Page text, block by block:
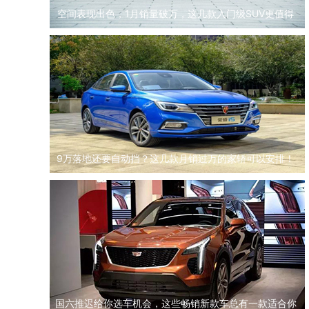
空间表现出色，1月销量破万，这几款入门级SUV更值得
买！
9万落地还要自动挡？这几款月销过万的家轿可以安排！
国六推迟给你选车机会，这些畅销新款车总有一款适合你